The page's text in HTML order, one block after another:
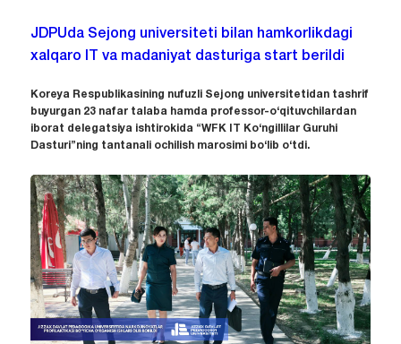
JDPUda Sejong universiteti bilan hamkorlikdagi
xalqaro IT va madaniyat dasturiga start berildi
Koreya Respublikasining nufuzli Sejong universitetidan tashrif
buyurgan 23 nafar talaba hamda professor-o‘qituvchilardan
iborat delegatsiya ishtirokida “WFK IT Ko‘ngillilar Guruhi
Dasturi”ning tantanali ochilish marosimi bo‘lib o‘tdi.